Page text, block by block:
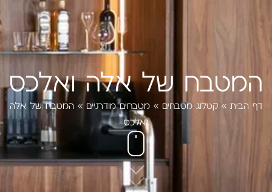
המטבח של אלה ואלכס
דף הבית » קטלוג מטבחים » מטבחים מודרניים» המטבח של אלה
ואלכס